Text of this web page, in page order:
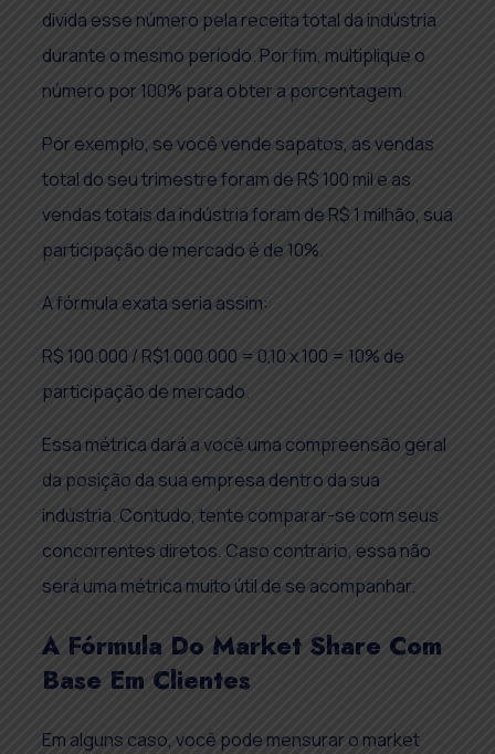
divida esse número pela receita total da indústria
durante o mesmo período. Por fim, multiplique o
número por 100% para obter a porcentagem.
Por exemplo, se você vende sapatos, as vendas
total do seu trimestre foram de R$ 100 mil e as
vendas totais da indústria foram de R$ 1 milhão, sua
participação de mercado é de 10%.
A fórmula exata seria assim:
R$ 100.000 / R$1.000.000 = 0,10 x 100 = 10% de
participação de mercado.
Essa métrica dará a você uma compreensão geral
da posição da sua empresa dentro da sua
indústria. Contudo, tente comparar-se com seus
concorrentes diretos. Caso contrário, essa não
será uma métrica muito útil de se acompanhar.
A Fórmula Do Market Share Com
Base Em Clientes
Em alguns caso, você pode mensurar o market